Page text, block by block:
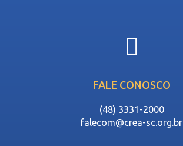
FALE CONOSCO
(48) 3331-2000
falecom@crea-sc.org.br